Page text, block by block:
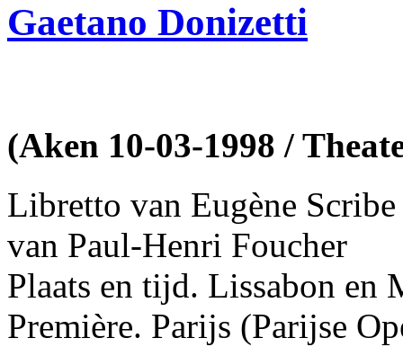
Gaetano Donizetti
(Aken 10-03-1998 /
Libretto van Eugène
van Paul-Henri Foucher
Plaats en tijd. Lissabon en
Première. Parijs (Parijse